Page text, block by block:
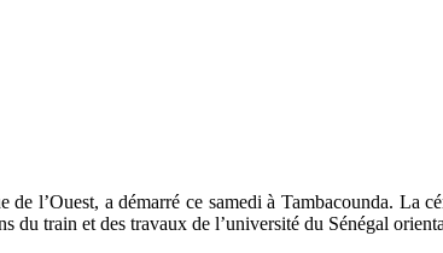
l’Ouest, a démarré ce samedi à Tambacounda. La
du train et des travaux de l’université du Sénégal